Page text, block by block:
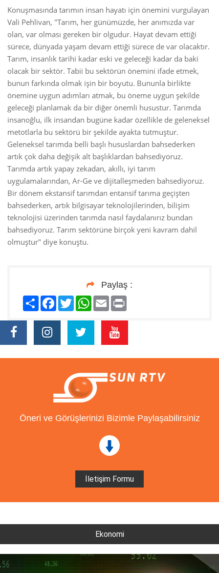
Konuşmasında tarımın insan hayatı için önemini vurgulayan
Vali Pehlivan, "Tarım, her günümüzde, her anımızda var
olan, var olması gereken bir olgudur. Hayat devam ettiği
sürece, dünyada yaşam devam ettiği sürece de var olacaktır.
Tarım, insanlık tarihi kadar eski ve geleceği kadar da baki
olacak bir sektör. Tabii bu sektörün önemini ifade etmek,
bunun farkında olmak işin bir boyutu. Bununla birlikte
önemine uygun adımları atmak, bu öneme uygun şekilde
geleceği planlamak da bir diğer önemli husustur. Tarımda
insanoğlu, ilk insandan bugüne kadar özellikle de geleneksel
metotlarla bu sektörü bir şekilde ayakta tutmuştur.
Geleneksel tarımda belli başlı hususlardan bahsederken
artık çok daha değişik alt başlıklardan bahsediyoruz.
Tarımda artık yapay zekadan, akıllı, iyi tarım
uygulamalarından, Ar-Ge ve dijitalleşmeden bahsediyoruz.
Bir dönem ekstansif tarımdan entansif tarıma geçişten
bahsederken, artık bilgisayar teknolojilerinden, bilişim
teknolojisi üzerinden tarımda nasıl faydalanırız bundan
bahsediyoruz. Tarım sektörüne birçok yeni kavram dahil
olmuştur" diye konuştu.
Paylaş :
PaylaşFacebook
TwitterWhatsApp
Email
Öneri ve Görüşlerinizi Bizimle Paylaşabilirsiniz
İletişim Formu
Ekonomi